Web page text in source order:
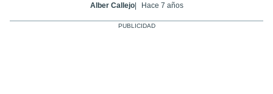
Alber Callejo Hace 7 años